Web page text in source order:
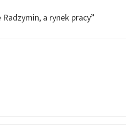
a rynek pracy”